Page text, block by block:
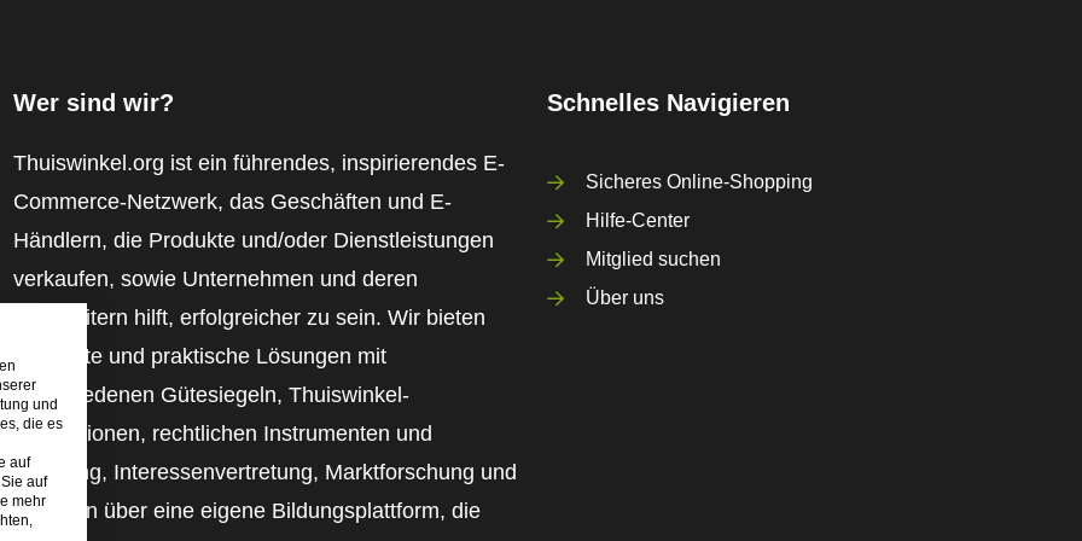
Wer sind wir?
Thuiswinkel.org ist ein führendes, inspirierendes E-
Commerce-Netzwerk, das Geschäften und E-
Händlern, die Produkte und/oder Dienstleistungen
verkaufen, sowie Unternehmen und deren
Mitarbeitern hilft, erfolgreicher zu sein. Wir bieten
relevante und praktische Lösungen mit
verschiedenen Gütesiegeln, Thuiswinkel-
Rezensionen, rechtlichen Instrumenten und
Beratung, Interessenvertretung, Marktforschung und
verfügen über eine eigene Bildungsplattform, die
Schnelles Navigieren
Sicheres Online-Shopping
Hilfe-Center
Mitglied suchen
Über uns
und
die es
auf
auf
mehr